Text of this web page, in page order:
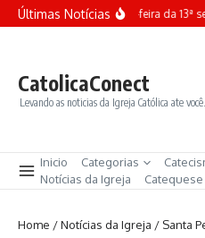
Ir para o conteúdo
Últimas NotíciasTerça-feira da 13ª
CatolicaConect
Levando as noticias da Igreja Católica ate você.
Inicio Categorias
Notícias da Igreja
Catequese
Home /Notícias da Igreja / Santa